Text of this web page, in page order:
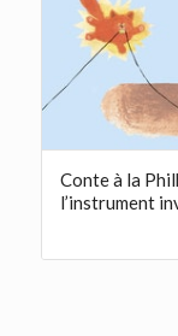
Conte à la
l’instrument